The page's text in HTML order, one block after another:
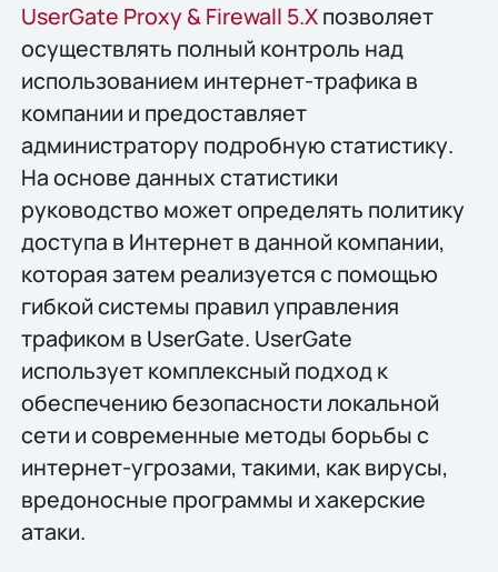
UserGate Proxy & Firewall 5.Xпозволяет
осуществлять полный контроль над
использованием интернет-трафика в
компании и предоставляет
администратору подробную статистику.
На основе данных статистики
руководство может определять политику
доступа в Интернет в данной компании,
которая затем реализуется с помощью
гибкой системы правил управления
трафиком в UserGate. UserGate
использует комплексный подход к
обеспечению безопасности локальной
сети и современные методы борьбы с
интернет-угрозами, такими, как вирусы,
вредоносные программы и хакерские
атаки.